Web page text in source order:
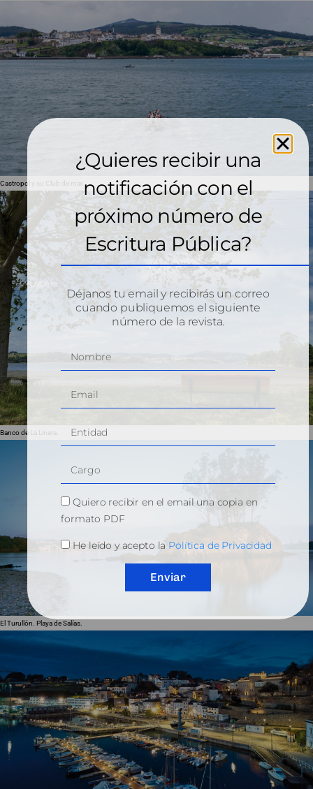
Castropol y su Club de mar.
Banco de La Linera.
El Turullón. Playa de Salías.
¿Quieres recibir una
notificación con el
próximo número de
Escritura Pública?
Déjanos tu email y recibirás un correo
cuando publiquemos el siguiente
número de la revista.
Quiero recibir en el email una copia en
formato PDF
He leído y acepto la Política de Privacidad
Enviar